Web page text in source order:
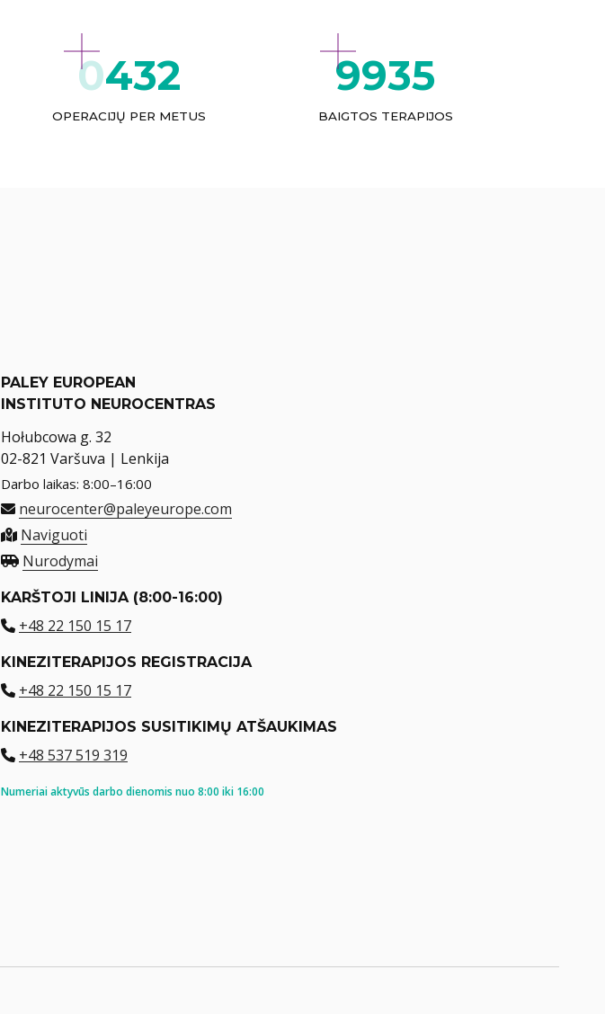
432
OPERACIJŲ PER METUS
9935
BAIGTOS TERAPIJOS
PALEY EUROPEAN
INSTITUTO NEUROCENTRAS
Hołubcowa g. 32
02-821 Varšuva | Lenkija
Darbo laikas: 8:00–16:00
neurocenter@paleyeurope.com
Naviguoti
Nurodymai
KARŠTOJI LINIJA (8:00-16:00)
+48 22 150 15 17
KINEZITERAPIJOS REGISTRACIJA
+48 22 150 15 17
KINEZITERAPIJOS SUSITIKIMŲ ATŠAUKIMAS
+48 537 519 319
Numeriai aktyvūs darbo dienomis nuo 8:00 iki 16:00